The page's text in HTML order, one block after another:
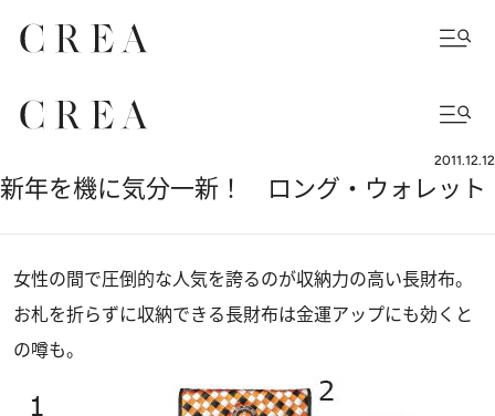
2011.12.12
新年を機に気分一新！ ロング・ウォレット
女性の間で圧倒的な人気を誇るのが収納力の高い長財布。
お札を折らずに収納できる長財布は金運アップにも効くと
の噂も。